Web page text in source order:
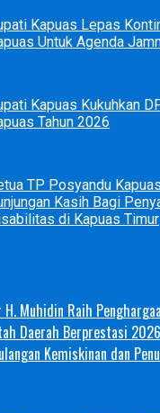
Kapuas Lepas
Untuk Agenda
Kapuas Kukuhkan
Tahun 2026
TP Posyandu
Kasih Bagi
di Kapuas Timur
H. Muhidin Raih
Daerah Berprestasi
Kemiskinan dan